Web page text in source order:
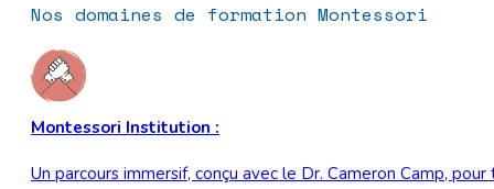
Nos domaines de formation Montessori
Montessori Institution :
Un parcours immersif, conçu avec le Dr. Cameron Camp,